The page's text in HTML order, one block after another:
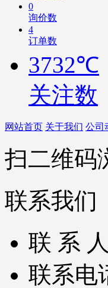
0
询价数
4
订单数
3732℃
关注数
网站首页 关于我们 公司
扫二维码
联系我们
联 系
联系电